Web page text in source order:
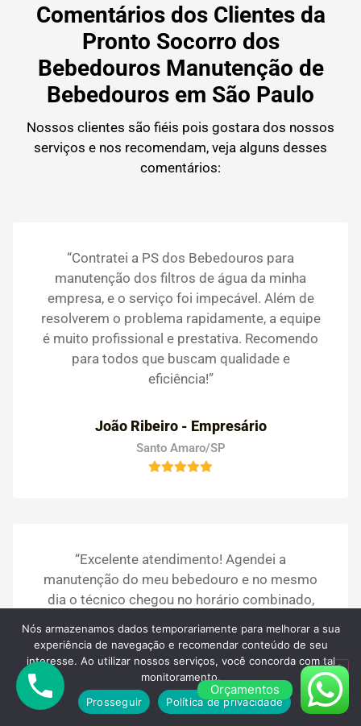
Comentários dos Clientes da
Pronto Socorro dos
Bebedouros Manutenção de
Bebedouros em São Paulo
Nossos clientes são fiéis pois gostara dos nossos
serviços e nos recomendam, veja alguns desses
comentários:
“Contratei a PS dos Bebedouros para
manutenção dos filtros de água da minha
empresa, e o serviço foi impecável. Além de
resolverem o problema rapidamente, a equipe
é muito profissional e prestativa. Recomendo
para todos que buscam qualidade e
eficiência!”
João Ribeiro - Empresário
Santo Amaro/SP
“Excelente atendimento! Agendei a
manutenção do meu bebedouro e no mesmo
dia o técnico chegou no horário combinado,
rapidez. A água voltou a sair geladinha e com
gosto puro. Recomendo muito a PS dos
Bebedouros, serviço de qualidade e
confiança!”
Orçamentos
Nós armazenamos dados temporariamente para melhorar a sua
experiência de navegação e recomendar conteúdo de seu
interesse. Ao utilizar nossos serviços, você concorda com tal
monitoramento.
Prosseguir
Política de privacidade